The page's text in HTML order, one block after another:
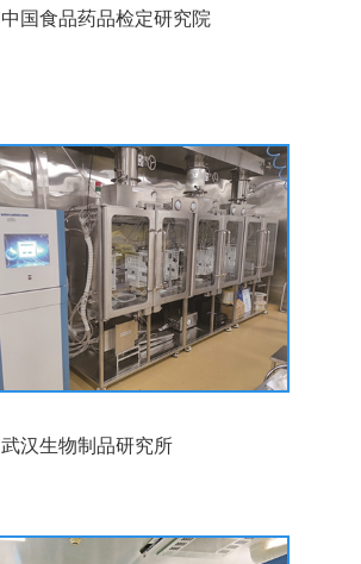
中国食品药品检定研究院
武汉生物制品研究所